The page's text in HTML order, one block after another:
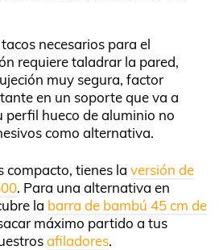
necesarios para el
requiere taladrar la pared,
muy segura, factor
en un soporte que va a
perfil hueco de aluminio no
como alternativa.
compacto, tienes la versión de
. Para una alternativa en
la barra de bambú 45 cm de
máximo partido a tus
afiladores.